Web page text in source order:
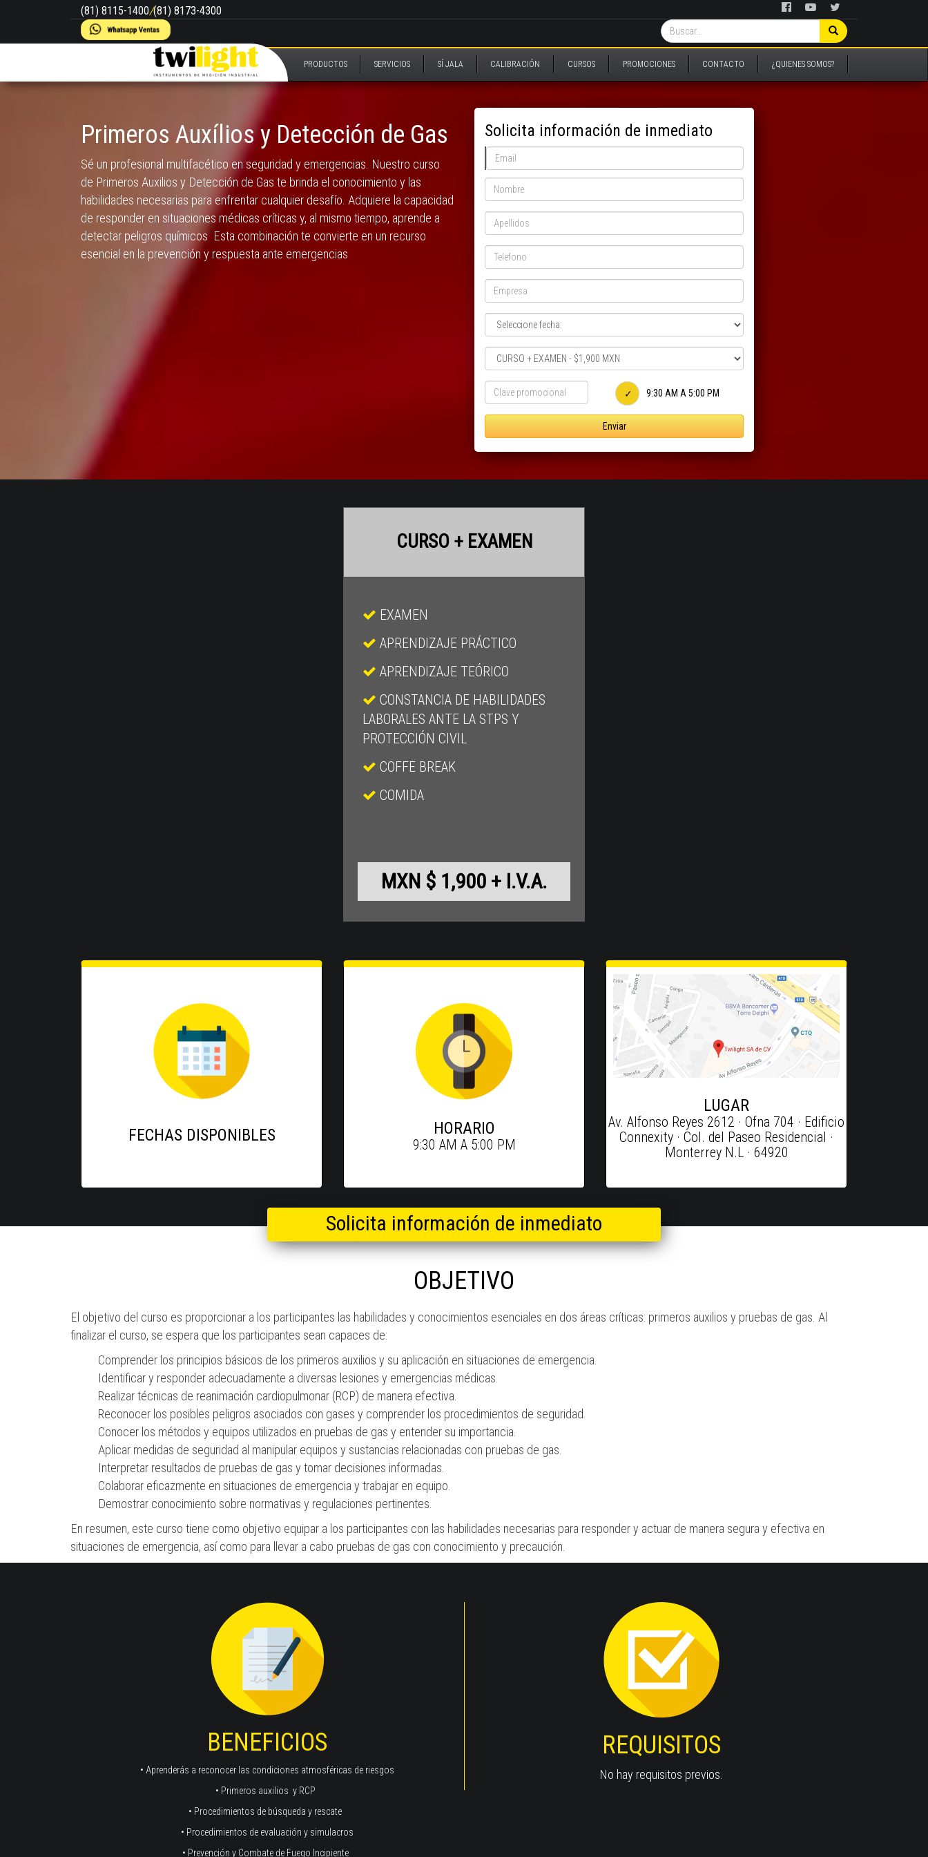
(81) 8115-1400/(81) 8173-4300
PRODUCTOS SERVICIOS SÍ JALA CALIBRACIÓN CURSOS PROMOCIONES CONTACTO ¿QUIENES SOMOS?
Primeros Auxílios y Detección de Gas
Sé un profesional multifacético en seguridad y emergencias. Nuestro curso
de Primeros Auxilios y Detección de Gas te brinda el conocimiento y las
habilidades necesarias para enfrentar cualquier desafío. Adquiere la capacidad
de responder en situaciones médicas críticas y, al mismo tiempo, aprende a
detectar peligros químicos Esta combinación te convierte en un recurso
esencial en la prevención y respuesta ante emergencias
Solicita información de inmediato
9:30 AM A 5:00 PM
Enviar
CURSO + EXAMEN
EXAMEN
APRENDIZAJE PRÁCTICO
APRENDIZAJE TEÓRICO
CONSTANCIA DE HABILIDADES
LABORALES ANTE LA STPS Y
PROTECCIÓN CIVIL
COFFE BREAK
COMIDA
MXN $ 1,900 + I.V.A.
FECHAS DISPONIBLES HORARIO
9:30 AM A 5:00 PM
LUGAR
Av. Alfonso Reyes 2612 · Ofna 704 · Edificio
Connexity · Col. del Paseo Residencial ·
Monterrey N.L · 64920
Solicita información de inmediato
OBJETIVO
El objetivo del curso es proporcionar a los participantes las habilidades y conocimientos esenciales en dos áreas críticas: primeros auxilios y pruebas de gas. Al
finalizar el curso, se espera que los participantes sean capaces de:
Comprender los principios básicos de los primeros auxilios y su aplicación en situaciones de emergencia.
Identificar y responder adecuadamente a diversas lesiones y emergencias médicas.
Realizar técnicas de reanimación cardiopulmonar (RCP) de manera efectiva.
Reconocer los posibles peligros asociados con gases y comprender los procedimientos de seguridad.
Conocer los métodos y equipos utilizados en pruebas de gas y entender su importancia.
Aplicar medidas de seguridad al manipular equipos y sustancias relacionadas con pruebas de gas.
Interpretar resultados de pruebas de gas y tomar decisiones informadas.
Colaborar eficazmente en situaciones de emergencia y trabajar en equipo.
Demostrar conocimiento sobre normativas y regulaciones pertinentes.
En resumen, este curso tiene como objetivo equipar a los participantes con las habilidades necesarias para responder y actuar de manera segura y efectiva en
situaciones de emergencia, así como para llevar a cabo pruebas de gas con conocimiento y precaución.
BENEFICIOS
• Aprenderás a reconocer las condiciones atmosféricas de riesgos
• Primeros auxilios y RCP
• Procedimientos de búsqueda y rescate
• Procedimientos de evaluación y simulacros
• Prevención y Combate de Fuego Incipiente
REQUISITOS
No hay requisitos previos.